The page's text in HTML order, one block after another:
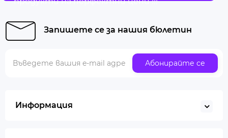
Запишете се за нашия бюлетин
Абонирайте се
Информация